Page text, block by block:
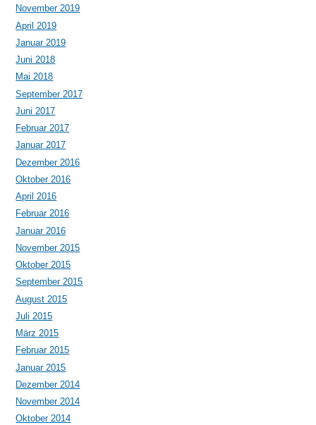
November 2019
April 2019
Januar 2019
Juni 2018
Mai 2018
September 2017
Juni 2017
Februar 2017
Januar 2017
Dezember 2016
Oktober 2016
April 2016
Februar 2016
Januar 2016
November 2015
Oktober 2015
September 2015
August 2015
Juli 2015
März 2015
Februar 2015
Januar 2015
Dezember 2014
November 2014
Oktober 2014